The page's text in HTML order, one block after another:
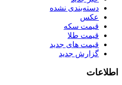
دسته‌بندی نشده
عکس
قیمت سکه
قیمت طلا
قیمت های جدید
گزارش جدید
اطلاعات